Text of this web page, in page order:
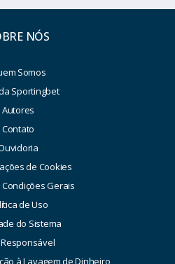
NÓS
Somos
Sportingbet
Autores
Contato
de Cookies
Gerais
de Uso
do Sistema
Responsável
à Lavagem de Dinheiro